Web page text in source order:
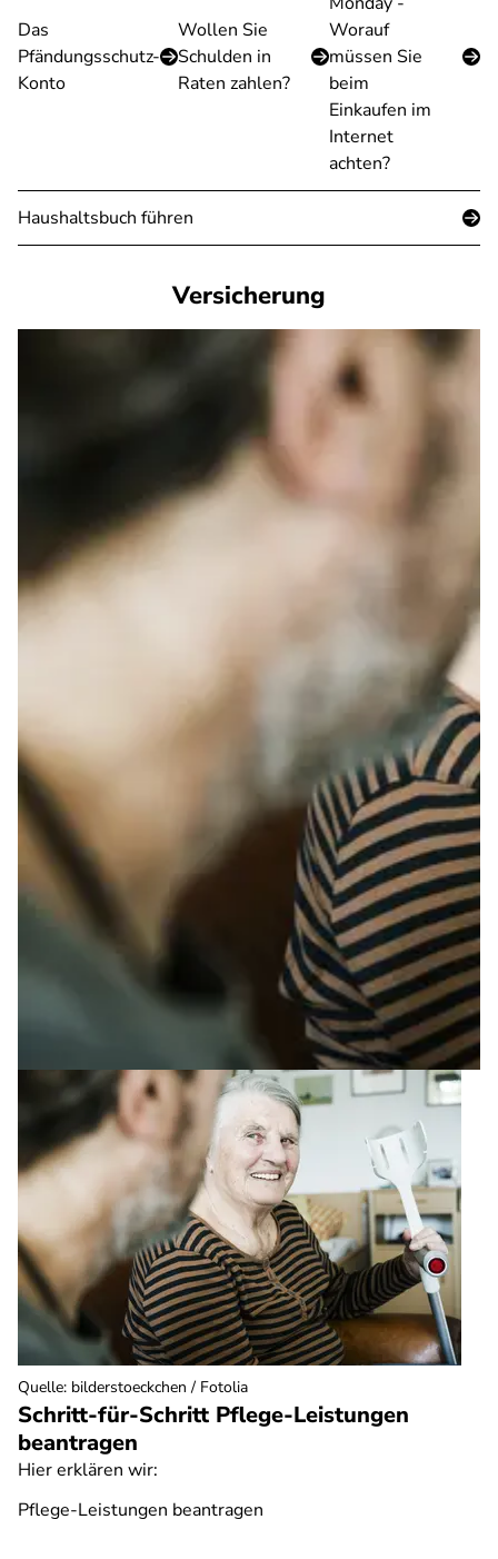
Das
Pfändungsschutz-
Konto
Wollen Sie
Schulden in
Raten zahlen?
Worauf
müssen Sie
beim
Einkaufen im
Internet
achten?
Haushaltsbuch führen
Versicherung
Schritt-für-Schritt Pflege-Leistungen
beantragen
Hier erklären wir:
Pflege-Leistungen beantragen
Quelle: bilderstoeckchen / Fotolia